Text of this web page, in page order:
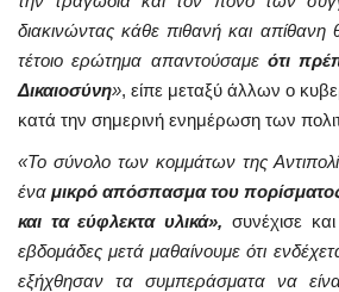
διακινώντας κάθε πιθανή και απίθανη
τέτοιο ερώτημα απαντούσαμε ότι
Δικαιοσύνη», είπε μεταξύ άλλων ο
κατά την σημερινή ενημέρωση των
«Το σύνολο των κομμάτων της
ένα μικρό απόσπασμα του
και τα εύφλεκτα υλικά», συνέχισε
εβδομάδες μετά μαθαίνουμε ότι
εξήχθησαν τα συμπεράσματα να